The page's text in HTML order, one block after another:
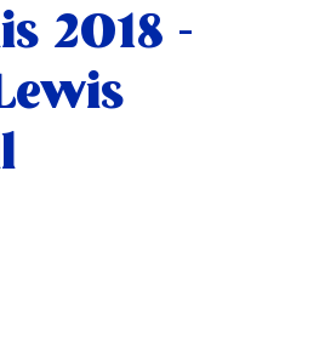
2018 -